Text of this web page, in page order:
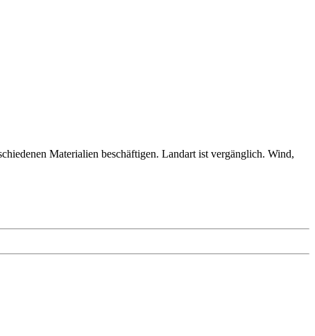
Materialien beschäftigen. Landart ist vergänglich. Wind,